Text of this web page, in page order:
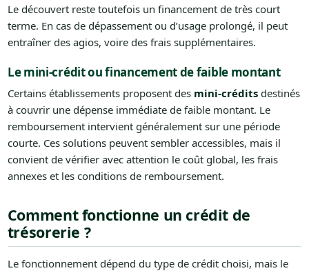
Le découvert reste toutefois un financement de très court
terme. En cas de dépassement ou d’usage prolongé, il peut
entraîner des agios, voire des frais supplémentaires.
Le mini-crédit ou financement de faible montant
Certains établissements proposent des mini-créditsdestinés
à couvrir une dépense immédiate de faible montant. Le
remboursement intervient généralement sur une période
courte. Ces solutions peuvent sembler accessibles, mais il
convient de vérifier avec attention le coût global, les frais
annexes et les conditions de remboursement.
Comment fonctionne un crédit de
trésorerie ?
Le fonctionnement dépend du type de crédit choisi, mais le